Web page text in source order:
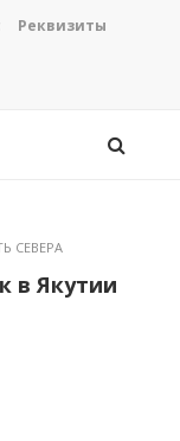
Реквизиты
СЕВЕРА
в Якутии